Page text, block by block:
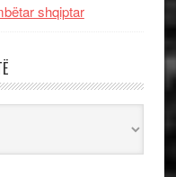
shqiptar